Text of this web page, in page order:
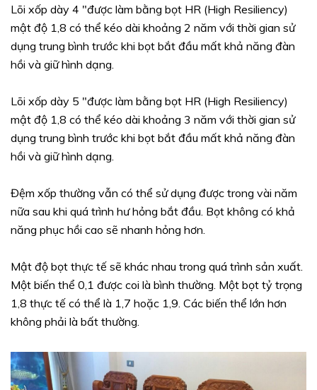
Lõi xốp dày 4 "được làm bằng bọt HR (High Resiliency)
mật độ 1,8 có thể kéo dài khoảng 2 năm với thời gian sử
dụng trung bình trước khi bọt bắt đầu mất khả năng đàn
hồi và giữ hình dạng.
Lõi xốp dày 5 "được làm bằng bọt HR (High Resiliency)
mật độ 1,8 có thể kéo dài khoảng 3 năm với thời gian sử
dụng trung bình trước khi bọt bắt đầu mất khả năng đàn
hồi và giữ hình dạng.
Đệm xốp thường vẫn có thể sử dụng được trong vài năm
nữa sau khi quá trình hư hỏng bắt đầu. Bọt không có khả
năng phục hồi cao sẽ nhanh hỏng hơn.
Mật độ bọt thực tế sẽ khác nhau trong quá trình sản xuất.
Một biến thể 0,1 được coi là bình thường. Một bọt tỷ trọng
1,8 thực tế có thể là 1,7 hoặc 1,9. Các biến thể lớn hơn
không phải là bất thường.